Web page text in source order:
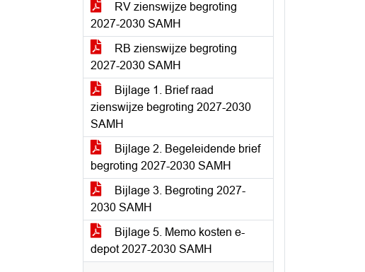
RV zienswijze begroting
2027-2030 SAMH
RB zienswijze begroting
2027-2030 SAMH
Bijlage 1. Brief raad
zienswijze begroting 2027-2030
SAMH
Bijlage 2. Begeleidende brief
begroting 2027-2030 SAMH
Bijlage 3. Begroting 2027-
2030 SAMH
Bijlage 5. Memo kosten e-
depot 2027-2030 SAMH